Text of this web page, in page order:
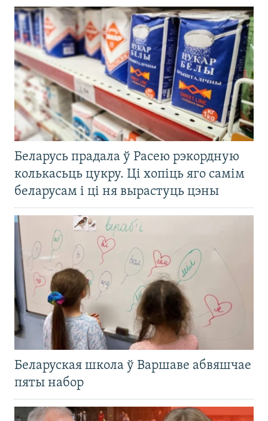
Беларусь прадала ў Расею рэкордную
колькасьць цукру. Ці хопіць яго самім
беларусам і ці ня вырастуць цэны
Беларуская школа ў Варшаве абвяшчае
пяты набор